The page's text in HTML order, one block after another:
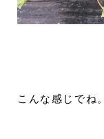
こんな感じでね。